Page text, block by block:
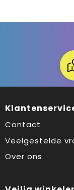
Contact
Veelgestelde
Over ons